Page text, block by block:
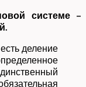
системе –
деление